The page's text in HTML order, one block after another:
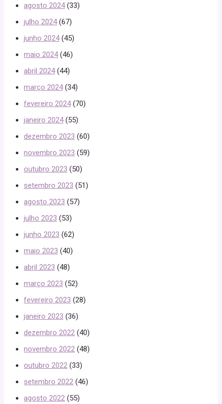
agosto 2024(33)
julho 2024(67)
junho 2024(45)
maio 2024(46)
abril 2024(44)
março 2024(34)
fevereiro 2024(70)
janeiro 2024(55)
dezembro 2023 (60)
novembro 2023 (59)
outubro 2023 (50)
setembro 2023 (51)
agosto 2023 (57)
julho 2023 (53)
junho 2023 (62)
maio 2023 (40)
abril 2023 (48)
março 2023 (52)
fevereiro 2023 (28)
janeiro 2023 (36)
dezembro 2022 (40)
novembro 2022 (48)
outubro 2022 (33)
setembro 2022 (46)
agosto 2022 (55)